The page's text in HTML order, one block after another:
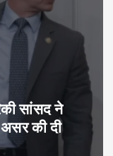
सांसद ने
असर की दी